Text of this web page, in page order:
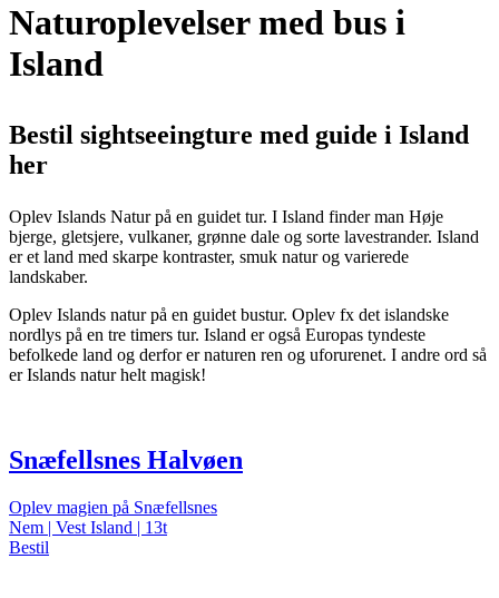
Naturoplevelser med bus i
Island
Bestil sightseeingture med guide i Island
her
Oplev Islands Natur på en guidet tur. I Island finder man Høje
bjerge, gletsjere, vulkaner, grønne dale og sorte lavestrander. Island
er et land med skarpe kontraster, smuk natur og varierede
landskaber.
Oplev Islands natur på en guidet bustur. Oplev fx det islandske
nordlys på en tre timers tur. Island er også Europas tyndeste
befolkede land og derfor er naturen ren og uforurenet. I andre ord så
er Islands natur helt magisk!
Snæfellsnes Halvøen
Oplev magien på Snæfellsnes
Nem | Vest Island | 13t
Bestil